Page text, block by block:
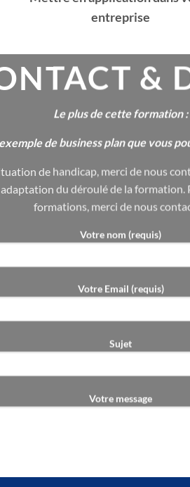
entreprise
&
Le plus de cette formation :
de business plan que vous
de handicap, merci de nous
du déroulé de la
formations, merci de nous
Votre nom (requis)
Votre Email (requis)
Sujet
Votre message